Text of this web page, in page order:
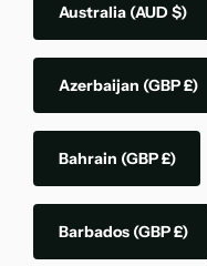
Australia (AUD $)
Azerbaijan (GBP £)
Bahrain (GBP £)
Barbados (GBP £)